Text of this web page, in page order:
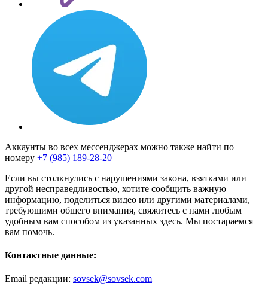
Аккаунты во всех мессенджерах можно также найти по
номеру +7 (985) 189-28-20
Если вы столкнулись с нарушениями закона, взятками или
другой несправедливостью, хотите сообщить важную
информацию, поделиться видео или другими материалами,
требующими общего внимания, свяжитесь с нами любым
удобным вам способом из указанных здесь. Мы постараемся
вам помочь.
Контактные данные:
Email редакции: sovsek@sovsek.com